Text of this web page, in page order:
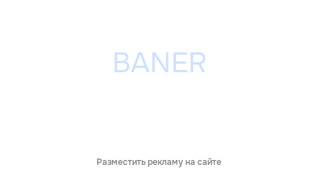
Разместить рекламу на сайте